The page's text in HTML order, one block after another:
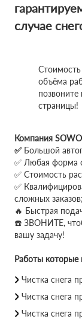
случае
Стоимость
объёма
страницы!
Компания
✅ Большой
✅ Любая форма
✅ Стоимость
✅
сложных заказов;
🔥 Быстрая
☎️ ЗВОНИТЕ,
вашу задачу!
Работы
Чистка снега
Чистка снега
Чистка снега